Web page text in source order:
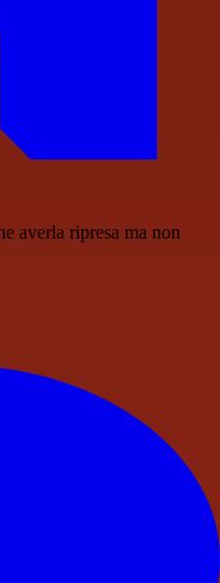
averla ripresa ma non